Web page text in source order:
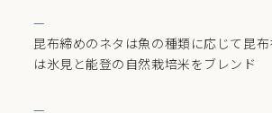
昆布締めのネタは魚の種類に応じて昆
は氷見と能登の自然栽培米をブレンド